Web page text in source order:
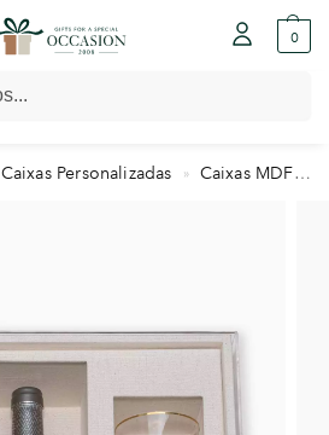
0
Caixas Personalizadas » Caixas MDF